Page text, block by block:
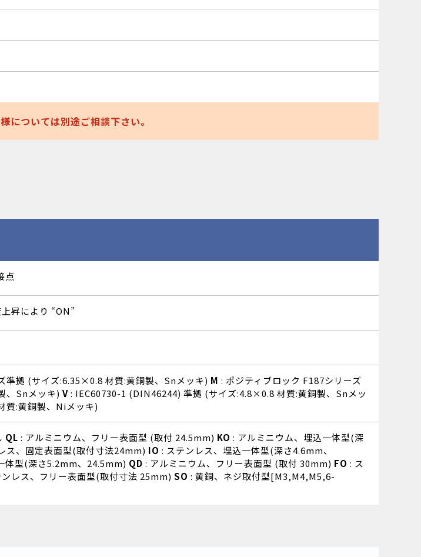
については別途ご相談下さい。
点
昇により “ON”
準拠 (サイズ:6.35×0.8 材質:黄銅製、Snメッキ) M : ポジティブロック F187シリーズ
、Snメッキ) V: IEC60730-1 (DIN46244) 準拠 (サイズ:4.8×0.8 材質:黄銅製、Snメッ
質:黄銅製、Niメッキ)
QL : アルミニウム、フリー表面型 (取付 24.5mm) KO : アルミニウム、埋込一体型(深
ス、固定表面型(取付寸法24mm) IO : ステンレス、埋込一体型(深さ4.6mm、
体型(深さ5.2mm、24.5mm) QD : アルミニウム、フリー表面型 (取付 30mm) FO : ス
レス、フリー表面型(取付寸法 25mm) SO : 黄銅、ネジ取付型[M3,M4,M5,6-